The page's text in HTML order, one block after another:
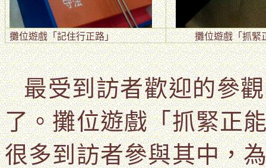
攤位遊戲「記住行正路」 攤位遊戲「抓緊
最受到訪者歡迎的參
了。攤位遊戲「抓緊正
很多到訪者參與其中，